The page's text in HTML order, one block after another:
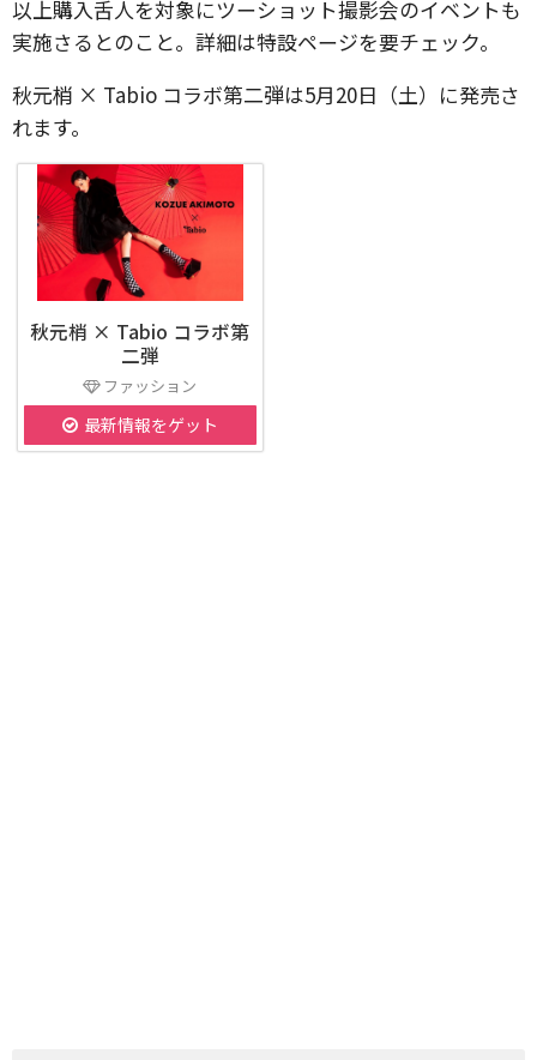
以上購入舌人を対象にツーショット撮影会のイベントも
実施さるとのこと。詳細は特設ページを要チェック。
秋元梢 × Tabio コラボ第二弾は5月20日（土）に発売さ
れます。
秋元梢 × Tabio コラボ第
二弾
ファッション
最新情報をゲット